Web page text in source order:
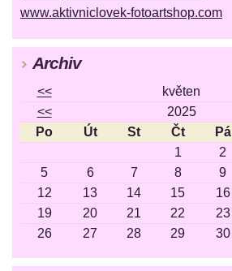
www.aktivniclovek-fotoartshop.com
Archiv
<< květen
<<
2025
Po
Út St Čt Pá
1
2
5
6 7 8 9
12
13 14 15 16
19
20 21 22 23
26
27 28 29 30